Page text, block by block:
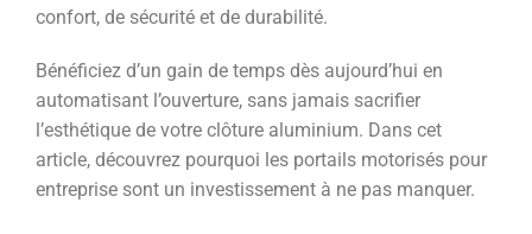
confort, de sécurité et de durabilité.
Bénéficiez d’un gain de temps dès aujourd’hui en
automatisant l’ouverture, sans jamais sacrifier
l’esthétique de votre clôture aluminium. Dans cet
article, découvrez pourquoi les portails motorisés pour
entreprise sont un investissement à ne pas manquer.